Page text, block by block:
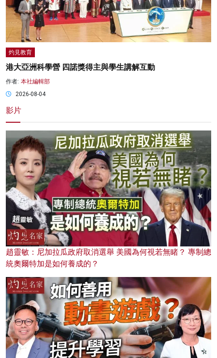
灼見教育
港大亞洲科學營 四諾獎得主與學生講解互動
作者: 本社編輯部
2026-08-04
影片
趙靈敏：尼加拉瓜政府取消選舉 美國為何視若無睹？ 專制總
統奧爾特加是如何養成的？